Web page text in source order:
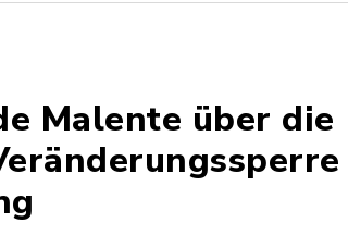
Malente über die